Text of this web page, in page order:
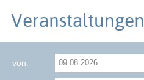
Veranstaltungen
von: